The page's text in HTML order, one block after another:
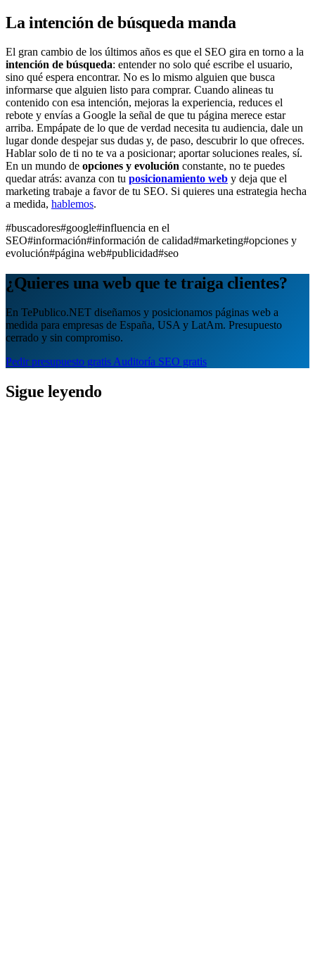
La intención de búsqueda manda
El gran cambio de los últimos años es que el SEO gira en torno a la
intención de búsqueda: entender no solo qué escribe el usuario,
sino qué espera encontrar. No es lo mismo alguien que busca
informarse que alguien listo para comprar. Cuando alineas tu
contenido con esa intención, mejoras la experiencia, reduces el
rebote y envías a Google la señal de que tu página merece estar
arriba. Empápate de lo que de verdad necesita tu audiencia, dale un
lugar donde despejar sus dudas y, de paso, descubrir lo que ofreces.
Hablar solo de ti no te va a posicionar; aportar soluciones reales, sí.
En un mundo de opciones y evolución constante, no te puedes
quedar atrás: avanza con tu posicionamiento web y deja que el
marketing trabaje a favor de tu SEO. Si quieres una estrategia hecha
a medida, hablemos.
#buscadores#google#influencia en el
SEO#información#información de calidad#marketing#opciones y
evolución#página web#publicidad#seo
¿Quieres una web que te traiga clientes?
En TePublico.NET diseñamos y posicionamos páginas web a
medida para empresas de España, USA y LatAm. Presupuesto
cerrado y sin compromiso.
Pedir presupuesto gratis Auditoría SEO gratis
Sigue leyendo